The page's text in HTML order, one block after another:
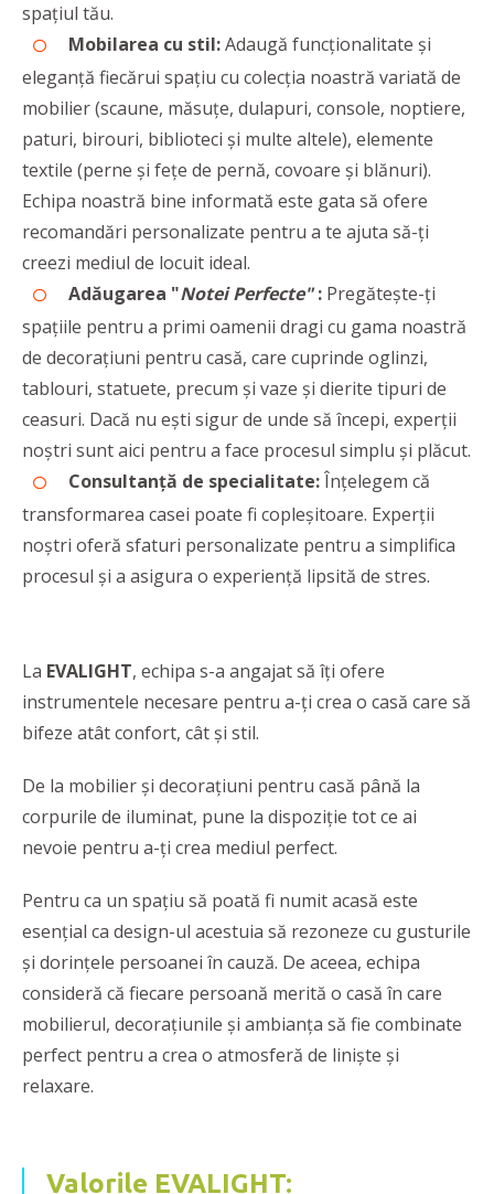
spațiul tău.
Mobilarea cu stil:Adaugă funcționalitate și
eleganță fiecărui spațiu cu colecția noastră variată de
mobilier (scaune, măsuțe, dulapuri, console, noptiere,
paturi, birouri, biblioteci și multe altele), elemente
textile (perne și fețe de pernă, covoare și blănuri).
Echipa noastră bine informată este gata să ofere
recomandări personalizate pentru a te ajuta să-ți
creezi mediul de locuit ideal.
Adăugarea "Notei Perfecte": Pregătește-ți
spațiile pentru a primi oamenii dragi cu gama noastră
de decorațiuni pentru casă, care cuprinde oglinzi,
tablouri, statuete, precum și vaze și dierite tipuri de
ceasuri. Dacă nu ești sigur de unde să începi, experții
noștri sunt aici pentru a face procesul simplu și plăcut.
Consultanță de specialitate:Înțelegem că
transformarea casei poate fi copleșitoare. Experții
noștri oferă sfaturi personalizate pentru a simplifica
procesul și a asigura o experiență lipsită de stres.
La EVALIGHT, echipa s-a angajat să îți ofere
instrumentele necesare pentru a-ți crea o casă care să
bifeze atât confort, cât și stil.
De la mobilier și decorațiuni pentru casă până la
corpurile de iluminat, pune la dispoziție tot ce ai
nevoie pentru a-ți crea mediul perfect.
Pentru ca un spațiu să poată fi numit acasă este
esențial ca design-ul acestuia să rezoneze cu gusturile
și dorințele persoanei în cauză. De aceea, echipa
consideră că fiecare persoană merită o casă în care
mobilierul, decorațiunile și ambianța să fie combinate
perfect pentru a crea o atmosferă de liniște și
relaxare.
Valorile EVALIGHT: